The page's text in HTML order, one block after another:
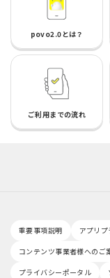
povo2.0とは？
ご利用までの流れ
重要事項説明 アプリ
コンテンツ事業者様へのご
プライバシーポータル